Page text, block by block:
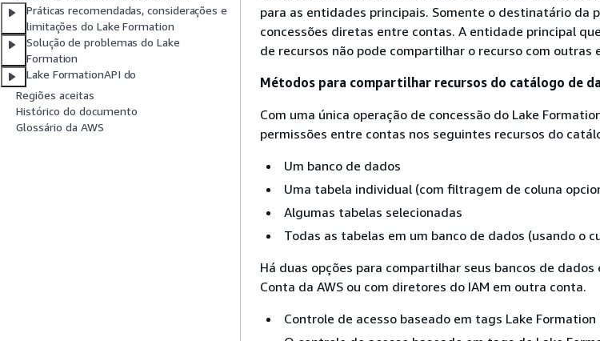
Práticas recomendadas, considerações e
limitações do Lake Formation
Solução de problemas do Lake
Formation
Lake FormationAPI do
Regiões aceitas
Histórico do documento
Glossário da AWS
para as entidades principais. Somente o destinatário da
concessões diretas entre contas. A entidade principal
de recursos não pode compartilhar o recurso com outras
Métodos para compartilhar recursos do catálogo de
Com uma única operação de concessão do Lake
permissões entre contas nos seguintes recursos do
Um banco de dados
Uma tabela individual (com filtragem de coluna
Algumas tabelas selecionadas
Todas as tabelas em um banco de dados (usando o
Há duas opções para compartilhar seus bancos de
Conta da AWS ou com diretores do IAM em outra conta.
Controle de acesso baseado em tags Lake Formation